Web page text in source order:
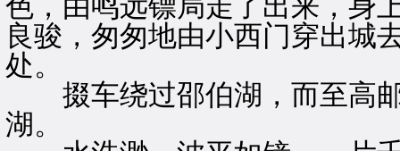
色，由鸣远镖局走了出来，身
良骏，匆匆地由小西门穿出城
处。
掇车绕过邵伯湖，而至高邮
湖。